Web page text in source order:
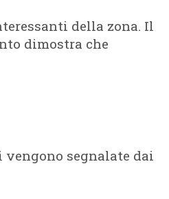
della zona. Il
dimostra che
vengono segnalate dai